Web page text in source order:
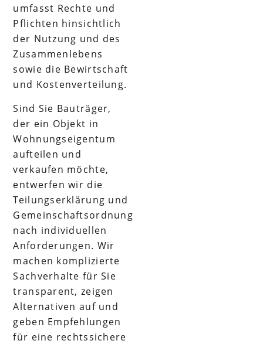
umfasst Rechte und
Pflichten hinsichtlich
der Nutzung und des
Zusammenlebens
sowie die Bewirtschaft
und Kostenverteilung.
Sind Sie Bauträger,
der ein Objekt in
Wohnungseigentum
aufteilen und
verkaufen möchte,
entwerfen wir die
Teilungserklärung und
Gemeinschaftsordnung
nach individuellen
Anforderungen. Wir
machen komplizierte
Sachverhalte für Sie
transparent, zeigen
Alternativen auf und
geben Empfehlungen
für eine rechtssichere